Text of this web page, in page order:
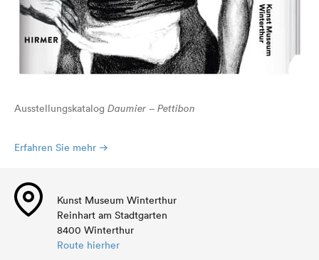
Ausstellungskatalog Daumier – Pettibon
Erfahren Sie mehr
Kunst Museum Winterthur
Reinhart am Stadtgarten
8400 Winterthur
Route hierher